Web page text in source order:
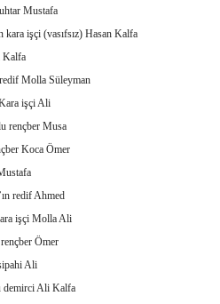
Mustafa
kara işçi (vasıfsız) Hasan Kalfa
Kalfa
Molla Süleyman
işçi Ali
rençber Musa
Koca Ömer
redif Ahmed
işçi Molla Ali
Ömer
Ali
demirci Ali Kalfa